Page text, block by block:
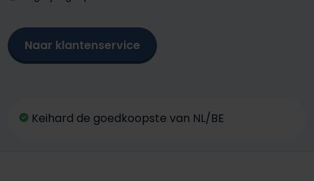
Naar klantenservice
Keihard de goedkoopste van NL/BE